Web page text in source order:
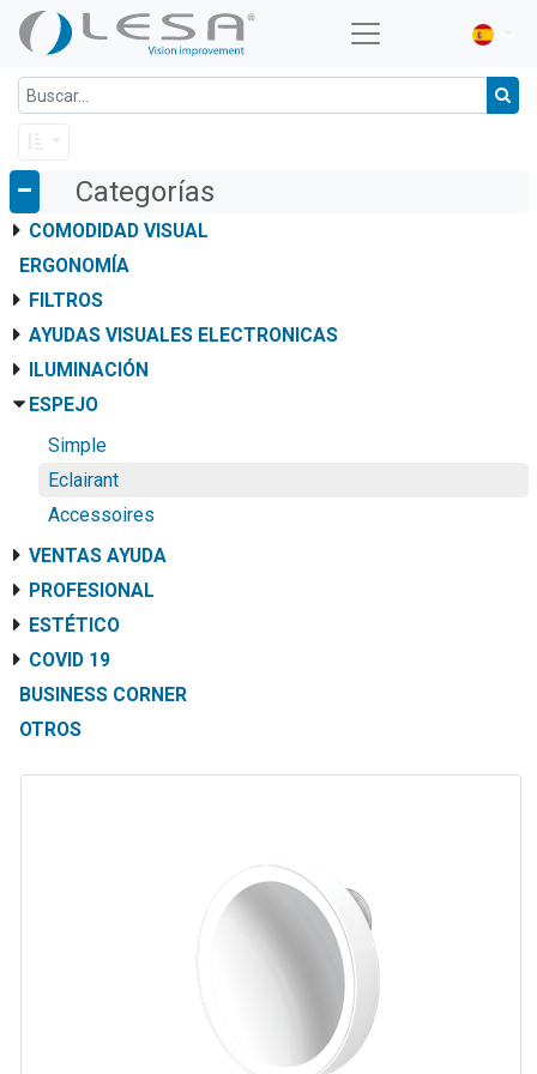
Categorías
COMODIDAD VISUAL
ERGONOMÍA
FILTROS
AYUDAS VISUALES ELECTRONICAS
ILUMINACIÓN
ESPEJO
Simple
Eclairant
Accessoires
VENTAS AYUDA
PROFESIONAL
ESTÉTICO
COVID 19
BUSINESS CORNER
OTROS